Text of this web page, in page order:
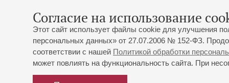
Согласие на использование
Этот сайт использует файлы cookie для улучшения
персональных данных» от 27.07.2006 № 152-ФЗ.
соответствии с нашей Политикой обработки
может повлиять на функциональность сайта. При